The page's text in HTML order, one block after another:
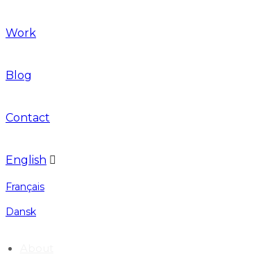
Work
Blog
Contact
English
Français
Dansk